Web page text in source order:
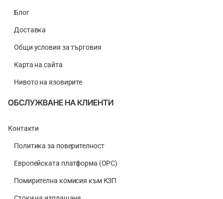
Блог
Доставка
Общи условия за търговия
Карта на сайта
Нивото на язовирите
ОБСЛУЖВАНЕ НА КЛИЕНТИ
Контакти
Политика за поверителност
Европейската платформа (ОРС)
Помирителна комисия към КЗП